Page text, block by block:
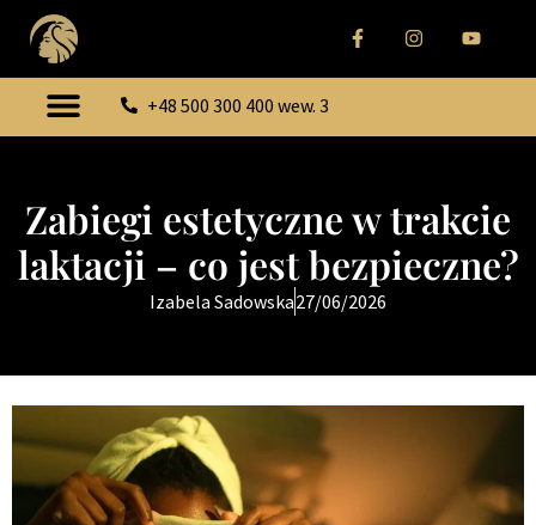
+48 500 300 400 wew. 3
Zabiegi estetyczne w trakcie
laktacji – co jest bezpieczne?
Izabela Sadowska27/06/2026